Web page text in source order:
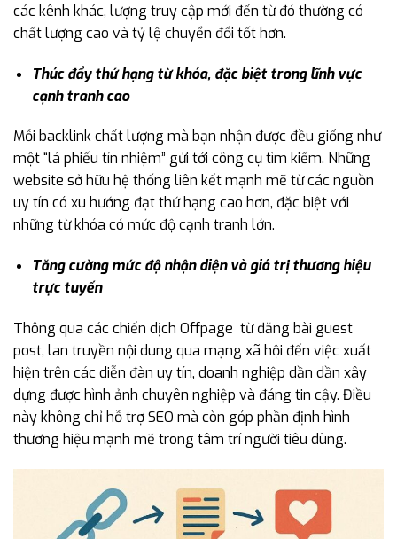
các kênh khác, lượng truy cập mới đến từ đó thường có
chất lượng cao và tỷ lệ chuyển đổi tốt hơn.
Thúc đẩy thứ hạng từ khóa, đặc biệt trong lĩnh vực
cạnh tranh cao
Mỗi backlink chất lượng mà bạn nhận được đều giống như
một “lá phiếu tín nhiệm” gửi tới công cụ tìm kiếm. Những
website sở hữu hệ thống liên kết mạnh mẽ từ các nguồn
uy tín có xu hướng đạt thứ hạng cao hơn, đặc biệt với
những từ khóa có mức độ cạnh tranh lớn.
Tăng cường mức độ nhận diện và giá trị thương hiệu
trực tuyến
Thông qua các chiến dịch Offpage từ đăng bài guest
post, lan truyền nội dung qua mạng xã hội đến việc xuất
hiện trên các diễn đàn uy tín, doanh nghiệp dần dần xây
dựng được hình ảnh chuyên nghiệp và đáng tin cậy. Điều
này không chỉ hỗ trợ SEO mà còn góp phần định hình
thương hiệu mạnh mẽ trong tâm trí người tiêu dùng.